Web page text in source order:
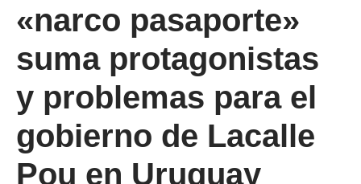
«narco pasaporte»
suma protagonistas
y problemas para el
gobierno de Lacalle
Pou en Uruguay